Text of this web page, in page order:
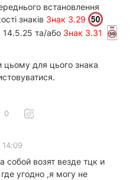
встановлення
знаків Знак 3.29
14.5.25 та/або Знак 3.31
для цього знака
0
собой возят везде тцк и
угодно ,я могу не